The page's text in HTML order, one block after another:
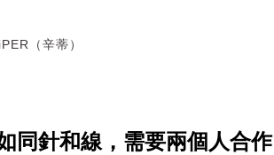
（辛蒂）
如同針和線，需要兩個人合